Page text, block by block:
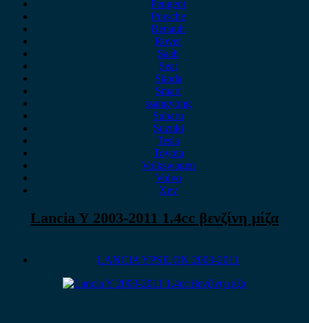
Peugeot
Porsche
Renault
Rover
Saab
Seat
Skoda
Smart
ssangyong
Subaru
Suzuki
Tesla
Toyota
Volkswagen
Volvo
Xev
Lancia Y 2003-2011 1.4cc βενζίνη μίζα
LANCIA YPSILON 2003-2011